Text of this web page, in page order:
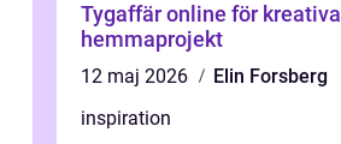
Tygaffär online för kreativa
hemmaprojekt
12 maj 2026
Elin Forsberg
inspiration